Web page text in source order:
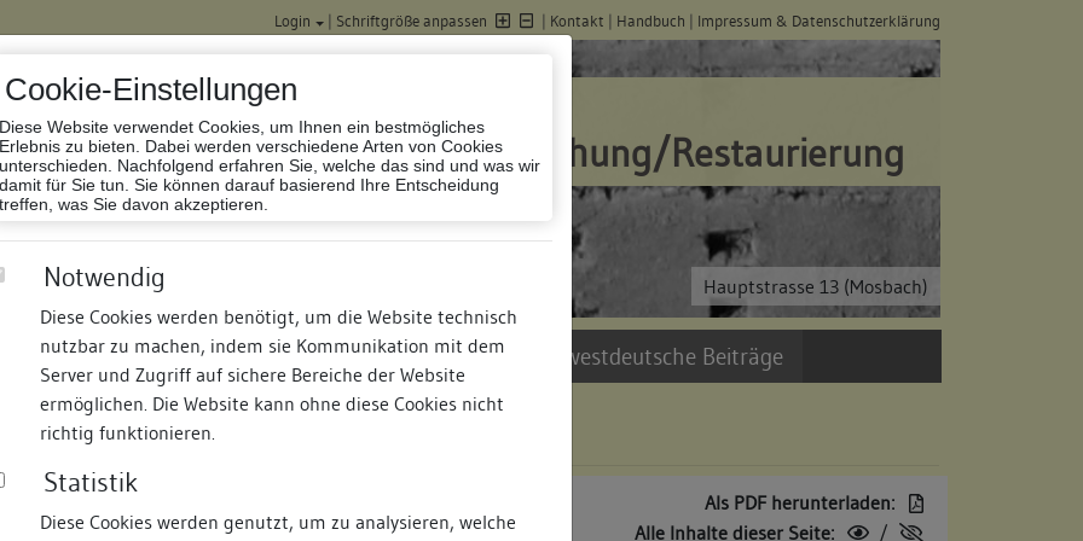
Cookie-Einstellungen
Diese Website verwendet Cookies, um Ihnen ein bestmögliches
Erlebnis zu bieten. Dabei werden verschiedene Arten von Cookies
unterschieden. Nachfolgend erfahren Sie, welche das sind und was wir
damit für Sie tun. Sie können darauf basierend Ihre Entscheidung
treffen, was Sie davon akzeptieren.
Notwendig
Diese Cookies werden benötigt, um die Website technisch
nutzbar zu machen, indem sie Kommunikation mit dem
Server und Zugriff auf sichere Bereiche der Website
ermöglichen. Die Website kann ohne diese Cookies nicht
richtig funktionieren.
Statistik
Diese Cookies werden genutzt, um zu analysieren, welche
Login | Schriftgröße anpassen | Kontakt | Handbuch | Impressum & Datenschutzerklärung
Hauptstrasse 13 (Mosbach)
Datenbank Bauforschung/Restaurierung
Termine Suche Freie Bauforscher:innen Südwestdeutsche Beiträge
Als PDF herunterladen:
Alle Inhalte dieser Seite:
/